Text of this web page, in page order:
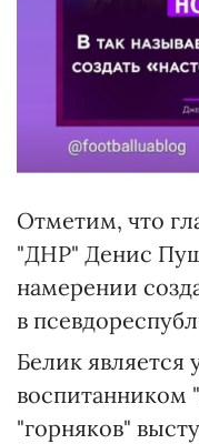
Отметим, что
"ДНР" Денис
намерении
в
Белик
воспитанником
"горняков"